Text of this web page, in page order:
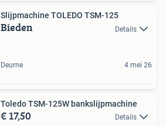
Slijpmachine TOLEDO TSM-125
Bieden Details
Deurne 4 mei 26
Toledo TSM-125W bankslijpmachine
€ 17,50 Details